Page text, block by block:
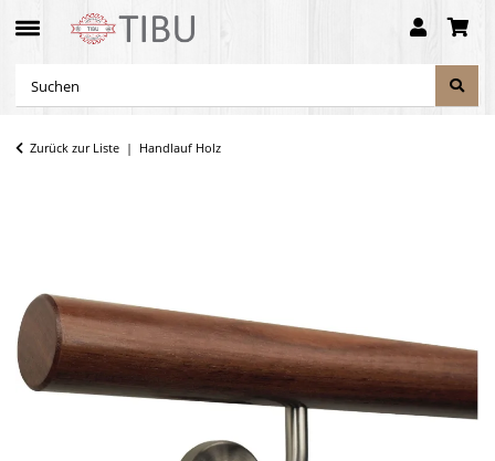
Zurück zur Liste Handlauf Holz